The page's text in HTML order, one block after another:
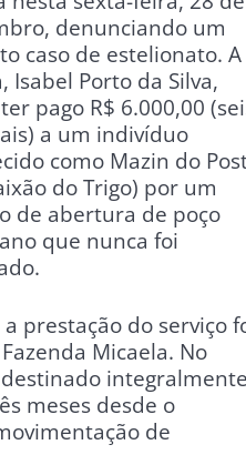
denunciando um
caso de estelionato. A
Isabel Porto da Silva,
pago R$ 6.000,00
a um indivíduo
como Mazin do
do Trigo) por um
de abertura de poço
que nunca foi
prestação do serviço
Micaela. No
meses desde o
de